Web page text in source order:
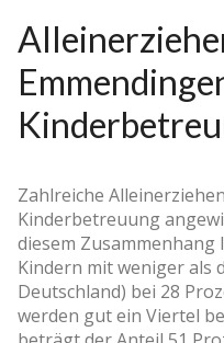
Zahlreiche
Kinderbetreuung
diesem
Kindern mit weniger als
Deutschland) bei 28
werden gut ein Viertel